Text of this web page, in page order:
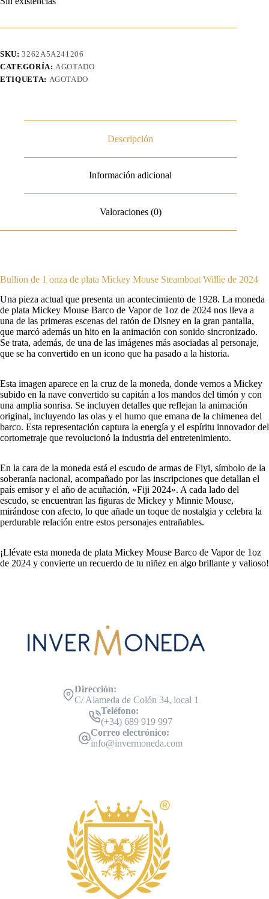
SKU:3262A5A241206
CATEGORÍA:AGOTADO
ETIQUETA: AGOTADO
Descripción
Información adicional
Valoraciones (0)
Bullion de 1 onza de plata Mickey Mouse Steamboat Willie de 2024
Una pieza actual que presenta un acontecimiento de 1928. La moneda
de plata Mickey Mouse Barco de Vapor de 1oz de 2024 nos lleva a
una de las primeras escenas del ratón de Disney en la gran pantalla,
que marcó además un hito en la animación con sonido sincronizado.
Se trata, además, de una de las imágenes más asociadas al personaje,
que se ha convertido en un icono que ha pasado a la historia.
Esta imagen aparece en la cruz de la moneda, donde vemos a Mickey
subido en la nave convertido su capitán a los mandos del timón y con
una amplia sonrisa. Se incluyen detalles que reflejan la animación
original, incluyendo las olas y el humo que emana de la chimenea del
barco. Esta representación captura la energía y el espíritu innovador del
cortometraje que revolucionó la industria del entretenimiento.
En la cara de la moneda está el escudo de armas de Fiyi, símbolo de la
soberanía nacional, acompañado por las inscripciones que detallan el
país emisor y el año de acuñación, «Fiji 2024». A cada lado del
escudo, se encuentran las figuras de Mickey y Minnie Mouse,
mirándose con afecto, lo que añade un toque de nostalgia y celebra la
perdurable relación entre estos personajes entrañables.
¡Llévate esta moneda de plata Mickey Mouse Barco de Vapor de 1oz
de 2024 y convierte un recuerdo de tu niñez en algo brillante y valioso!
Dirección:
C/ Alameda de Colón 34, local 1
Teléfono:
(+34) 689 919 997
Correo electrónico:
info@invermoneda.com